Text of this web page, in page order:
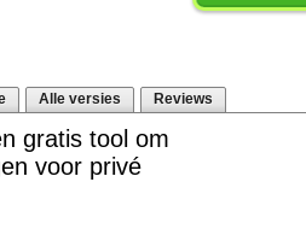
Alle versies Reviews
gratis tool om
voor privé